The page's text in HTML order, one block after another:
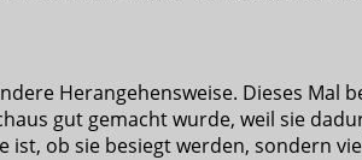
Herangehensweise. Dieses
gut gemacht wurde, weil sie
ist, ob sie besiegt werden, sondern